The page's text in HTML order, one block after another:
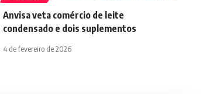
Anvisa veta comércio de leite
condensado e dois suplementos
4 de fevereiro de 2026